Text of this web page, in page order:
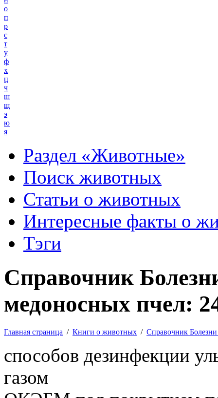
о
п
р
с
т
у
ф
х
ц
ч
ш
щ
э
ю
я
Раздел «Животные»
Поиск животных
Статьи о животных
Интересные факты о
Тэги
Справочник
медоносных пчел:
Главная страница / Книги о животных / Справочник
способов дезинфекции
газом